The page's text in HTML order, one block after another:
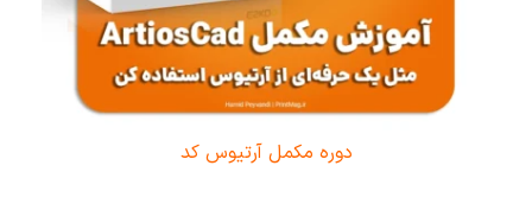
دوره مکمل آرتیوس کد